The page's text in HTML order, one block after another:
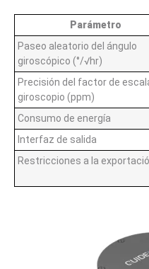
Parámetro
Paseo aleatorio del ángulo
giroscópico (°/√hr)
Precisión del factor de
giroscopio (ppm)
Consumo de energía
Interfaz de salida
Restricciones a la